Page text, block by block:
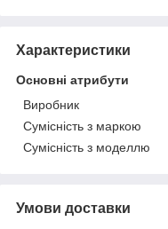
Характеристики
Основні атрибути
Виробник
Сумісність з маркою
Сумісність з моделлю
Умови доставки